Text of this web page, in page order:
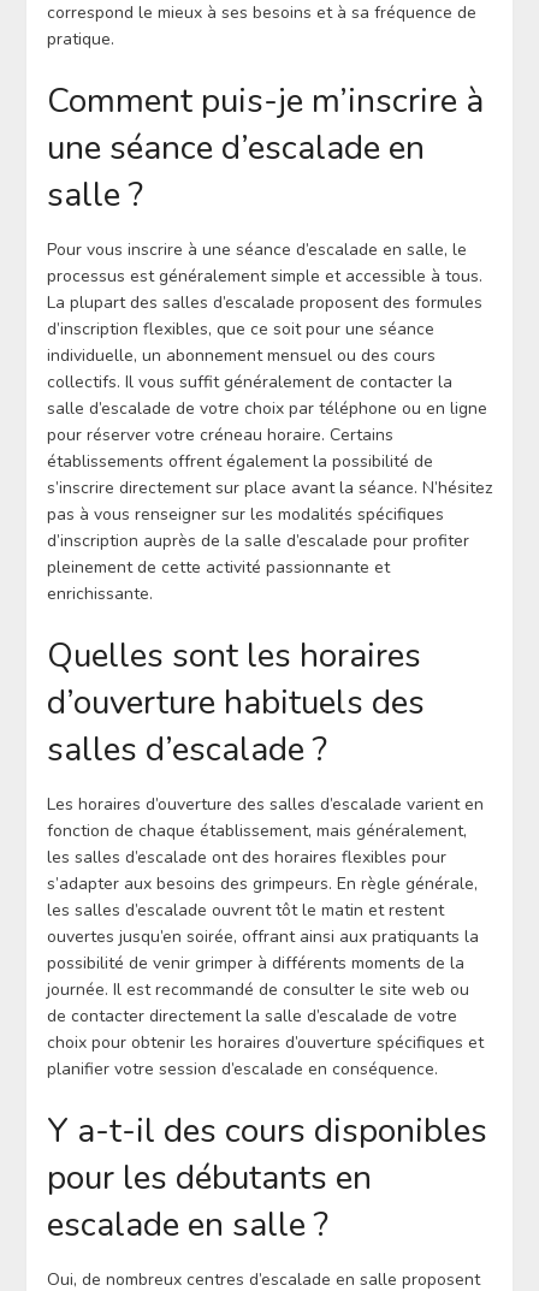
correspond le mieux à ses besoins et à sa fréquence de
pratique.
Comment puis-je m’inscrire à
une séance d’escalade en
salle ?
Pour vous inscrire à une séance d’escalade en salle, le
processus est généralement simple et accessible à tous.
La plupart des salles d’escalade proposent des formules
d’inscription flexibles, que ce soit pour une séance
individuelle, un abonnement mensuel ou des cours
collectifs. Il vous suffit généralement de contacter la
salle d’escalade de votre choix par téléphone ou en ligne
pour réserver votre créneau horaire. Certains
établissements offrent également la possibilité de
s’inscrire directement sur place avant la séance. N’hésitez
pas à vous renseigner sur les modalités spécifiques
d’inscription auprès de la salle d’escalade pour profiter
pleinement de cette activité passionnante et
enrichissante.
Quelles sont les horaires
d’ouverture habituels des
salles d’escalade ?
Les horaires d’ouverture des salles d’escalade varient en
fonction de chaque établissement, mais généralement,
les salles d’escalade ont des horaires flexibles pour
s’adapter aux besoins des grimpeurs. En règle générale,
les salles d’escalade ouvrent tôt le matin et restent
ouvertes jusqu’en soirée, offrant ainsi aux pratiquants la
possibilité de venir grimper à différents moments de la
journée. Il est recommandé de consulter le site web ou
de contacter directement la salle d’escalade de votre
choix pour obtenir les horaires d’ouverture spécifiques et
planifier votre session d’escalade en conséquence.
Y a-t-il des cours disponibles
pour les débutants en
escalade en salle ?
Oui, de nombreux centres d’escalade en salle proposent